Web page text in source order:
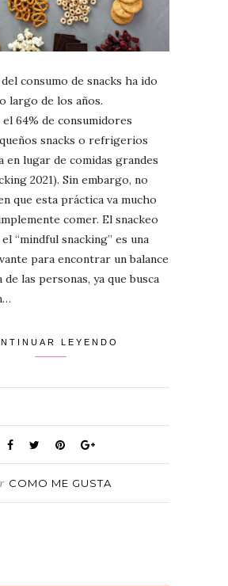
consumo de snacks ha ido
largo de los años.
64% de consumidores
snacks o refrigerios
en lugar de comidas grandes
2021). Sin embargo, no
que esta práctica va mucho
comer. El snackeo
“mindful snacking” es una
para encontrar un balance
de las personas, ya que busca
LEYENDO
COMO ME GUSTA